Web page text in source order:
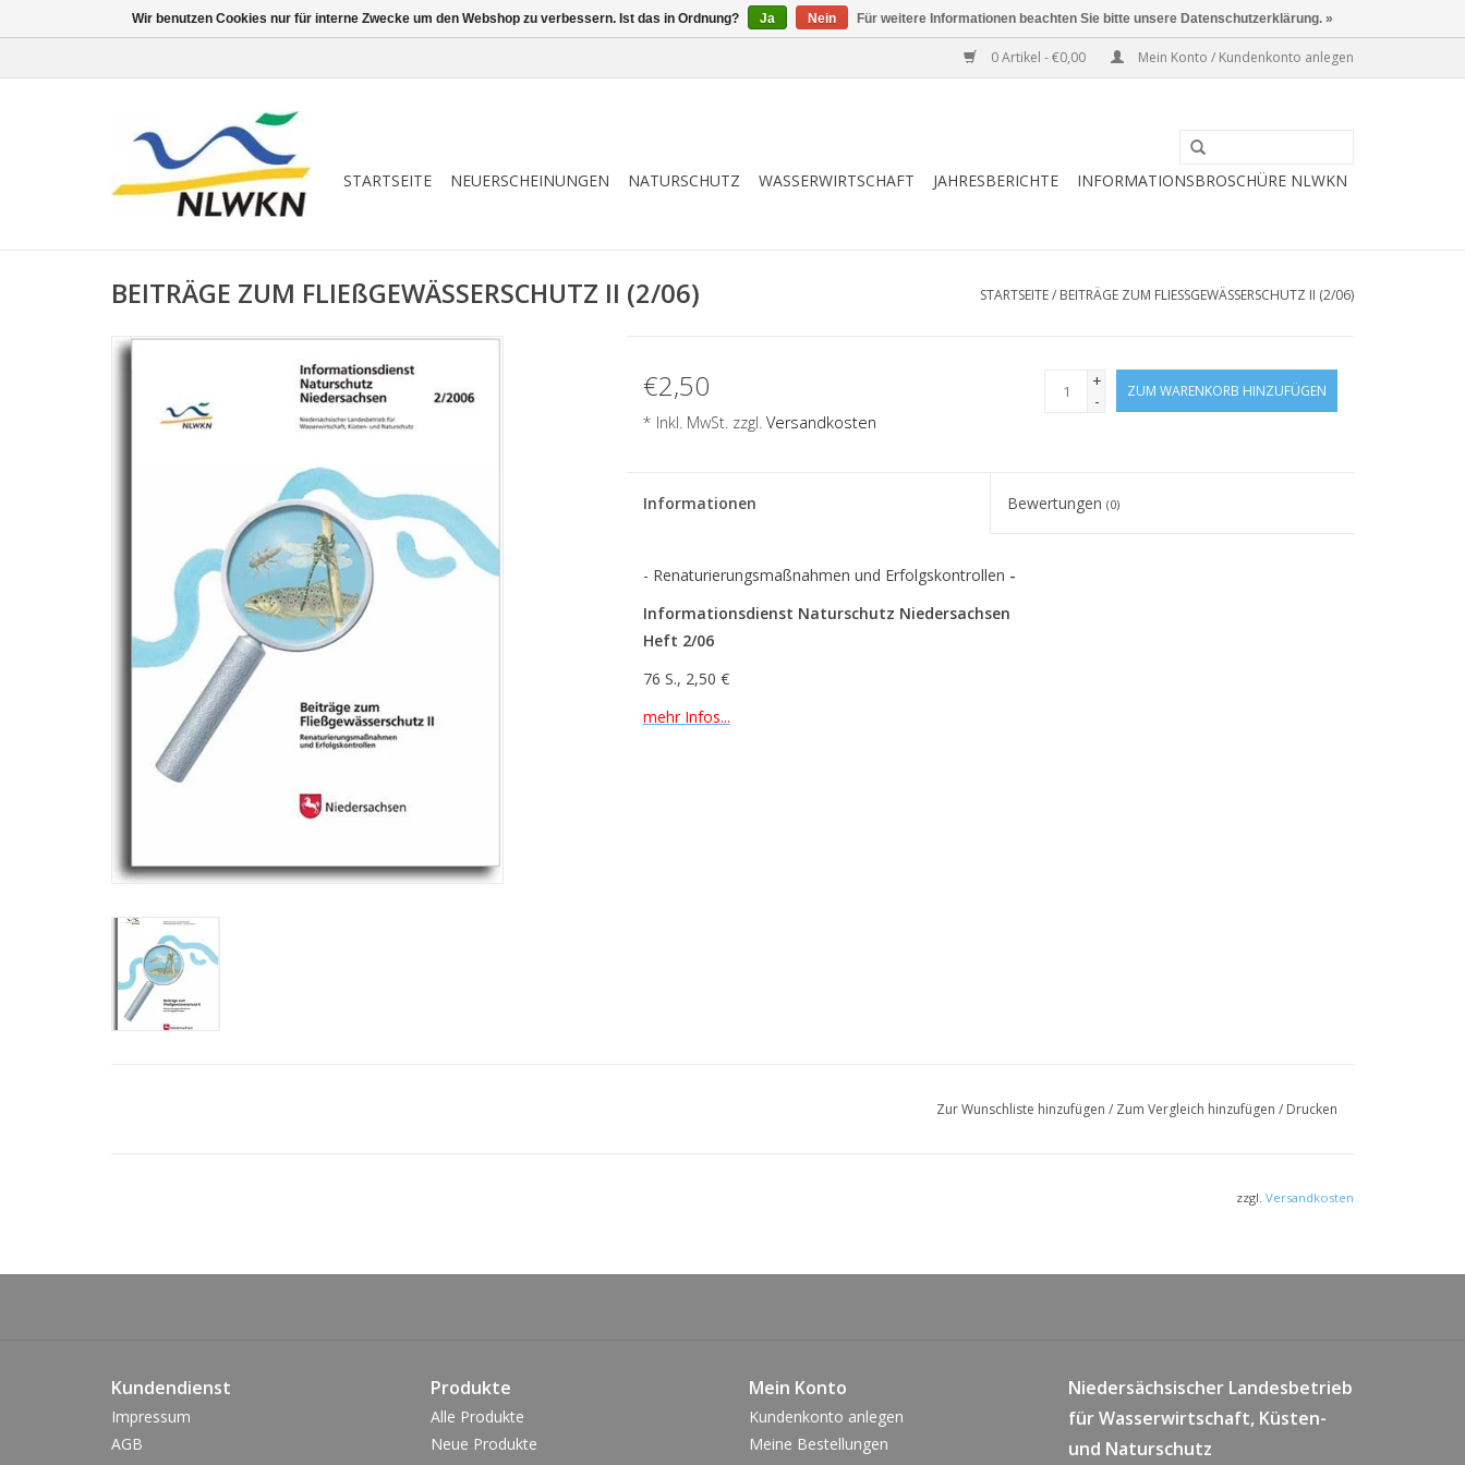
0 Artikel - €0,00 Mein Konto / Kundenkonto anlegen
STARTSEITE NEUERSCHEINUNGEN NATURSCHUTZ WASSERWIRTSCHAFT JAHRESBERICHTE INFORMATIONSBROSCHÜRE NLWKN
BEITRÄGE ZUM FLIEßGEWÄSSERSCHUTZ II (2/06) STARTSEITE/ BEITRÄGE ZUM FLIESSGEWÄSSERSCHUTZ II (2/06)
€2,50
* Inkl. MwSt. zzgl. Versandkosten
+
-
ZUM WARENKORB HINZUFÜGEN
Informationen Bewertungen(0)
- Renaturierungsmaßnahmen und Erfolgskontrollen -
Informationsdienst Naturschutz Niedersachsen
Heft 2/06
76 S., 2,50 €
mehr Infos...
Zur Wunschliste hinzufügen / Zum Vergleich hinzufügen / Drucken
zzgl. Versandkosten
Kundendienst
Impressum
AGB
Produkte
Alle Produkte
Neue Produkte
Mein Konto
Kundenkonto anlegen
Meine Bestellungen
Niedersächsischer Landesbetrieb
für Wasserwirtschaft, Küsten-
und Naturschutz
Wir benutzen Cookies nur für interne Zwecke um den Webshop zu verbessern. Ist das in Ordnung? Ja Nein Für weitere Informationen beachten Sie bitte unsere Datenschutzerklärung. »